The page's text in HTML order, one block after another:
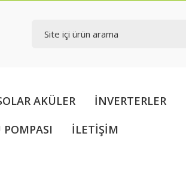
AKÜLER İNVERTERLER
POMPASI
İLETİŞİM